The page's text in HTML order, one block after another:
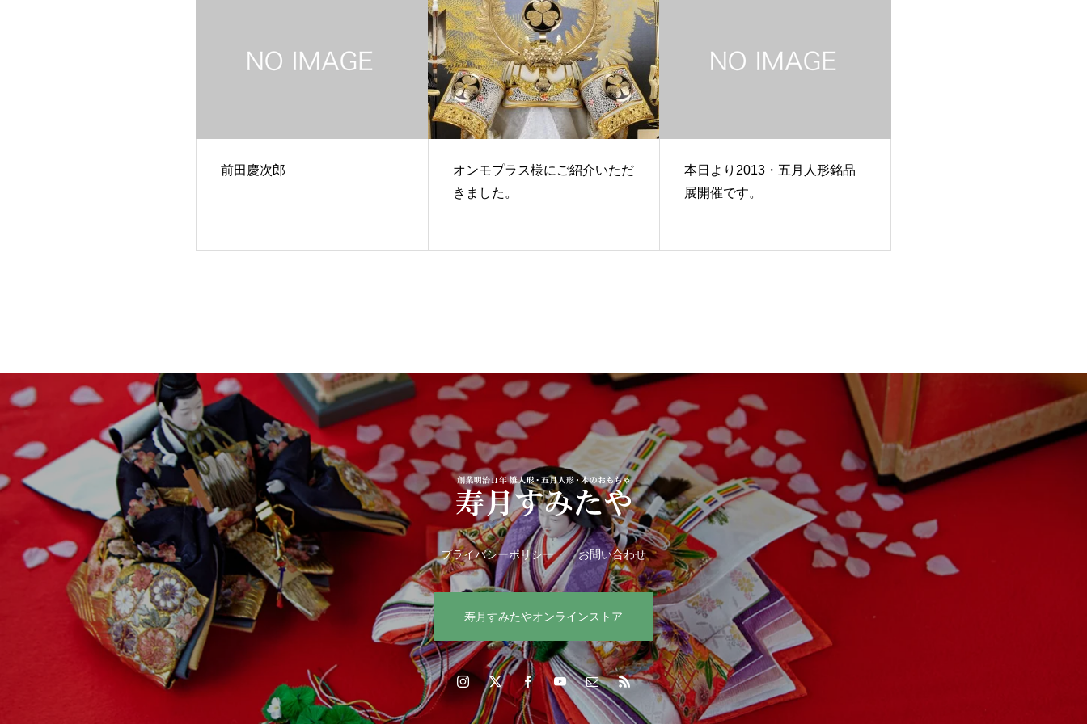
前田慶次郎
オンモプラス様にご紹介いただ
きました。
本日より2013・五月人形銘品
展開催です。
プライバシーポリシー お問い合わせ
寿月すみたやオンラインストア